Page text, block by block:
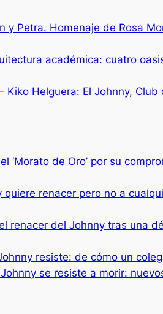
y Petra. Homenaje de Rosa
académica: cuatro
Kiko Helguera: El Johnny, Club
‘Morato de Oro’ por su
quiere renacer pero no a
renacer del Johnny tras una
resiste: de cómo un
se resiste a morir: